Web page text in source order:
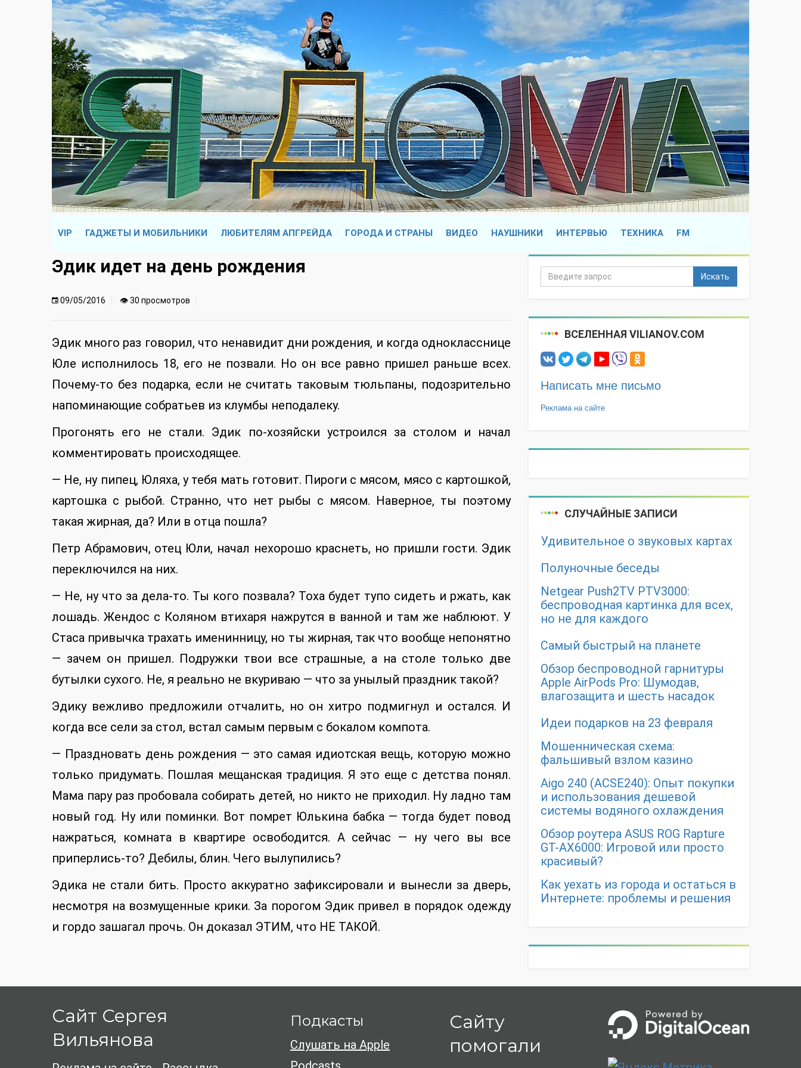
VIP ГАДЖЕТЫ И МОБИЛЬНИКИ ЛЮБИТЕЛЯМ АПГРЕЙДА ГОРОДА И СТРАНЫ ВИДЕО НАУШНИКИ ИНТЕРВЬЮ ТЕХНИКА FM
Эдик идет на день рождения
09/05/2016 👁 30 просмотров
Эдик много раз говорил, что ненавидит дни рождения, и когда однокласснице
Юле исполнилось 18, его не позвали. Но он все равно пришел раньше всех.
Почему-то без подарка, если не считать таковым тюльпаны, подозрительно
напоминающие собратьев из клумбы неподалеку.
Прогонять его не стали. Эдик по-хозяйски устроился за столом и начал
комментировать происходящее.
— Не, ну пипец, Юляха, у тебя мать готовит. Пироги с мясом, мясо с картошкой,
картошка с рыбой. Странно, что нет рыбы с мясом. Наверное, ты поэтому
такая жирная, да? Или в отца пошла?
Петр Абрамович, отец Юли, начал нехорошо краснеть, но пришли гости. Эдик
переключился на них.
— Не, ну что за дела-то. Ты кого позвала? Тоха будет тупо сидеть и ржать, как
лошадь. Жендос с Коляном втихаря нажрутся в ванной и там же наблюют. У
Стаса привычка трахать именинницу, но ты жирная, так что вообще непонятно
— зачем он пришел. Подружки твои все страшные, а на столе только две
бутылки сухого. Не, я реально не вкуриваю — что за унылый праздник такой?
Эдику вежливо предложили отчалить, но он хитро подмигнул и остался. И
когда все сели за стол, встал самым первым с бокалом компота.
— Праздновать день рождения — это самая идиотская вещь, которую можно
только придумать. Пошлая мещанская традиция. Я это еще с детства понял.
Мама пару раз пробовала собирать детей, но никто не приходил. Ну ладно там
новый год. Ну или поминки. Вот помрет Юлькина бабка — тогда будет повод
нажраться, комната в квартире освободится. А сейчас — ну чего вы все
приперлись-то? Дебилы, блин. Чего вылупились?
Эдика не стали бить. Просто аккуратно зафиксировали и вынесли за дверь,
несмотря на возмущенные крики. За порогом Эдик привел в порядок одежду
и гордо зашагал прочь. Он доказал ЭТИМ, что НЕ ТАКОЙ.
Искать
ВСЕЛЕННАЯ VILIANOV.COM
Написать мне письмо
Реклама на сайте
СЛУЧАЙНЫЕ ЗАПИСИ
Удивительное о звуковых картах
Полуночные беседы
Netgear Push2TV PTV3000:
беспроводная картинка для всех,
но не для каждого
Самый быстрый на планете
Обзор беспроводной гарнитуры
Apple AirPods Pro: Шумодав,
влагозащита и шесть насадок
Идеи подарков на 23 февраля
Мошенническая схема:
фальшивый взлом казино
Aigo 240 (ACSE240): Опыт покупки
и использования дешевой
системы водяного охлаждения
Обзор роутера ASUS ROG Rapture
GT-AX6000: Игровой или просто
красивый?
Как уехать из города и остаться в
Интернете: проблемы и решения
Сайт Сергея
Вильянова
Подкасты
Слушать на Apple
Сайту
помогали